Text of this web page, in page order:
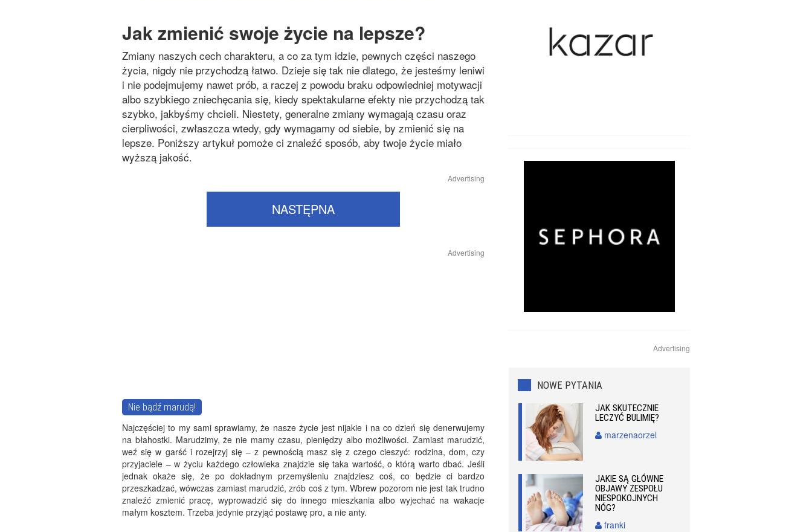
Jak zmienić swoje życie na lepsze?
Zmiany naszych cech charakteru, a co za tym idzie, pewnych części naszego
życia, nigdy nie przychodzą łatwo. Dzieje się tak nie dlatego, że jesteśmy leniwi
i nie podejmujemy nawet prób, a raczej z powodu braku odpowiedniej motywacji
albo szybkiego zniechęcania się, kiedy spektakularne efekty nie przychodzą tak
szybko, jakbyśmy chcieli. Niestety, generalne zmiany wymagają czasu oraz
cierpliwości, zwłaszcza wtedy, gdy wymagamy od siebie, by zmienić się na
lepsze. Poniższy artykuł pomoże ci znaleźć sposób, aby twoje życie miało
wyższą jakość.
Advertising
NASTĘPNA
Advertising
Nie bądź marudą!
Najczęściej to my sami sprawiamy, że nasze życie jest nijakie i na co dzień się denerwujemy
na błahostki. Marudzimy, że nie mamy czasu, pieniędzy albo możliwości. Zamiast marudzić,
weź się w garść i rozejrzyj się – z pewnością masz się z czego cieszyć: rodzina, dom, czy
przyjaciele – w życiu każdego człowieka znajdzie się taka wartość, o którą warto dbać. Jeśli
jednak okaże się, że po dokładnym przemyśleniu znajdziesz coś, co będzie ci bardzo
przeszkadzać, wówczas zamiast marudzić, zrób coś z tym. Wbrew pozorom nie jest tak trudno
znaleźć zmienić pracę, wyprowadzić się do innego mieszkania albo wyjechać na wakacje
małym kosztem. Trzeba jedynie przyjąć postawę pro, a nie anty.
Advertising
NOWE PYTANIA
JAK SKUTECZNIE
LECZYĆ BULIMIĘ?
marzenaorzel
JAKIE SĄ GŁÓWNE
OBJAWY ZESPOŁU
NIESPOKOJNYCH
NÓG?
franki